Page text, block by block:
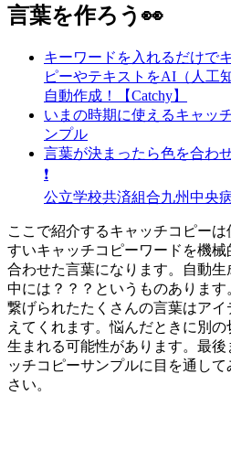
言葉を作ろう👀
キーワードを入れるだけで
ピーやテキストをAI（人工
自動作成！【Catchy】
いまの時期に使えるキャッ
ンプル
言葉が決まったら色を合わ
❗
公立学校共済組合九州中央
ここで紹介するキャッチコピーは
すいキャッチコピーワードを機械
合わせた言葉になります。自動生
中には？？？というものあります
繋げられたたくさんの言葉はアイ
えてくれます。悩んだときに別の
生まれる可能性があります。最後
ッチコピーサンプルに目を通して
さい。